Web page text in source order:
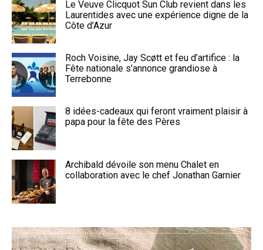
Le Veuve Clicquot Sun Club revient dans les
Laurentides avec une expérience digne de la
Côte d’Azur
Roch Voisine, Jay Scøtt et feu d’artifice : la
Fête nationale s’annonce grandiose à
Terrebonne
8 idées-cadeaux qui feront vraiment plaisir à
papa pour la fête des Pères
Archibald dévoile son menu Chalet en
collaboration avec le chef Jonathan Garnier